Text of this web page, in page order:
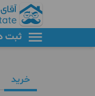
ثبت
خرید